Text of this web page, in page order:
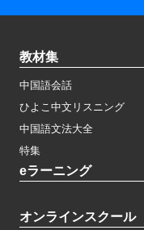
教材集
中国語会話
ひよこ中文リスニング
中国語文法大全
特集
eラーニング
オンラインスクール